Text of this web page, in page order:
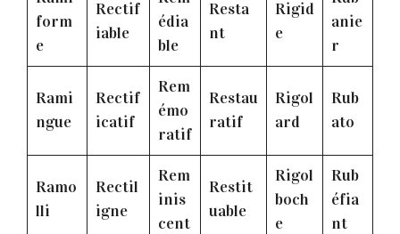
form
e
Rectif
iable
édia
ble
Resta
nt
Rigid
e
anie
r
Rami
ngue
Rectif
icatif
Rem
émo
ratif
Restau
ratif
Rigol
ard
Rub
ato
Ramo
lli
Rectil
igne
Rem
inis
cent
Restit
uable
Rigol
boch
e
Rub
éfia
nt